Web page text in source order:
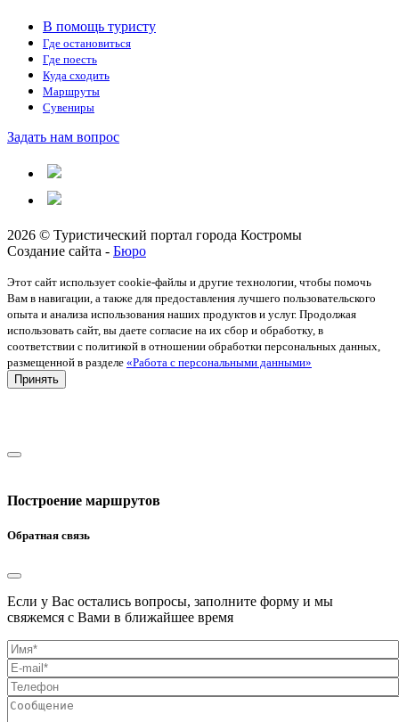
В помощь туристу
Где остановиться
Где поесть
Куда сходить
Маршруты
Сувениры
Задать нам вопрос
2026 © Туристический портал города Костромы
Создание сайта - Бюро
Этот сайт использует cookie-файлы и другие технологии, чтобы помочь
Вам в навигации, а также для предоставления лучшего пользовательского
опыта и анализа использования наших продуктов и услуг. Продолжая
использовать сайт, вы даете согласие на их сбор и обработку, в
соответствии с политикой в отношении обработки персональных данных,
размещенной в разделе «Работа с персональными данными»
Принять
Построение маршрутов
Обратная связь
Если у Вас остались вопросы, заполните форму и мы
свяжемся с Вами в ближайшее время